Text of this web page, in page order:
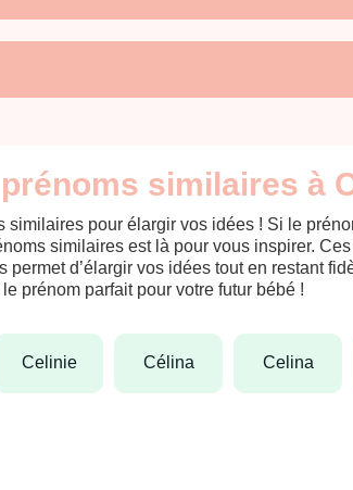
similaires à
pour élargir vos idées ! Si le
similaires est là pour vous inspirer.
d’élargir vos idées tout en restant
prénom parfait pour votre futur bébé !
celinie célina celina